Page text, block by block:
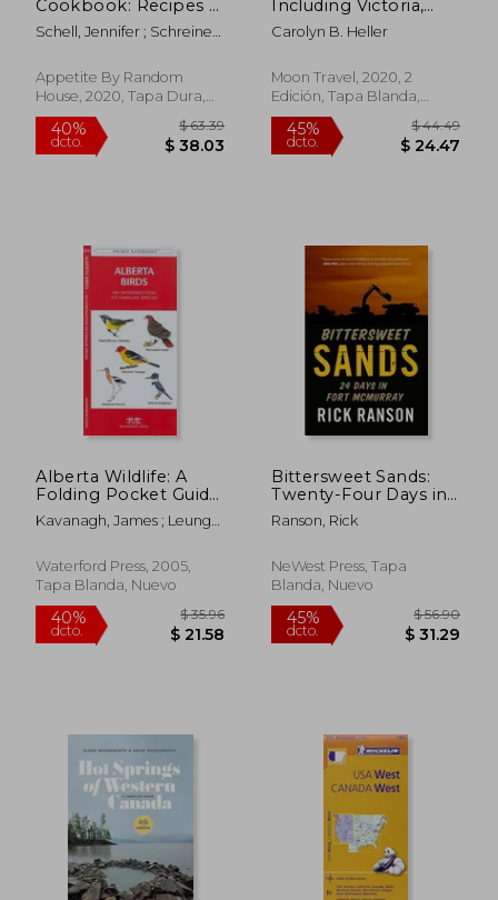
Cookbook: Recipes &
Stories from Wineries
Across British
Schell, Jennifer ; Schreiner,
Appetite By Random
House, 2020, Tapa Dura,
Nuevo
40%
dcto. $ 38.03
Including Victoria,
Vancouver Island &
Whistler (Travel
Carolyn B. Heller
Moon Travel, 2020, 2
Edición, Tapa Blanda,
Nuevo
45%
dcto. $
Alberta Wildlife: A
Folding Pocket Guide
to Familiar Animals
(en Inglés)
Kavanagh, James ; Leung
Waterford Press, 2005,
Tapa Blanda, Nuevo
Bittersweet Sands:
Twenty-Four Days in
Fort McMurray (en
Inglés)
Ranson, Rick
NeWest Press, Tapa
Blanda, Nuevo